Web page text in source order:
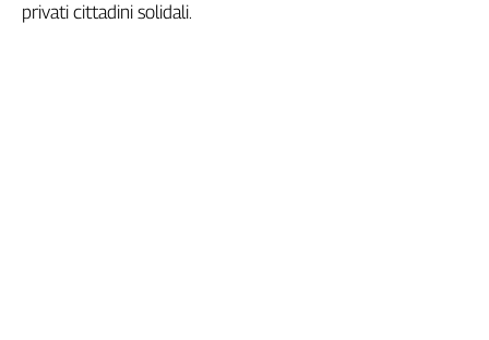
della
privati cittadini solidali.